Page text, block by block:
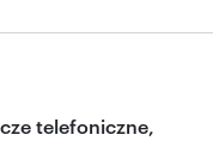
telefoniczne,